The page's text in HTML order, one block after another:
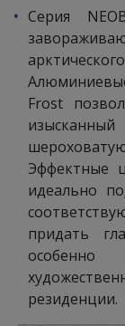
Серия
Frost
Эффектные
идеально
придать
резиденции.